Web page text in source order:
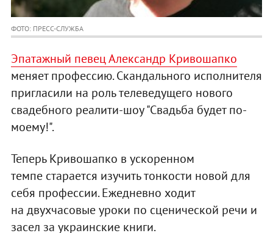
ФОТО: ПРЕСС-СЛУЖБА
Эпатажный певец Александр Кривошапко
меняет профессию. Скандального исполнителя
пригласили на роль телеведущего нового
свадебного реалити-шоу "Свадьба будет по-
моему!".
Теперь Кривошапко в ускоренном
темпе старается изучить тонкости новой для
себя профессии. Ежедневно ходит
на двухчасовые уроки по сценической речи и
засел за украинские книги.